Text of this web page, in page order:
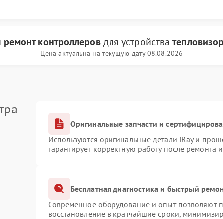
ремонт контроллеровдля устройства
Цена актуальна на текущую дату 08.08.2026
Оригинальные запчасти и
Используются оригинальные детали iRay и
гарантирует корректную работу после ремонта
Бесплатная диагностика и быстрый
Современное оборудование и опыт позволяют
восстановление в кратчайшие сроки,